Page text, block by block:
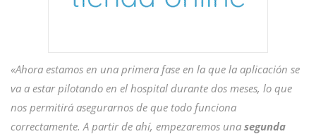
«Ahora estamos en una primera fase en la que la aplicación se
va a estar pilotando en el hospital durante dos meses, lo que
nos permitirá asegurarnos de que todo funciona
correctamente. A partir de ahí, empezaremos una segunda